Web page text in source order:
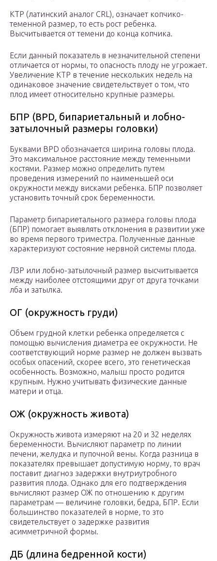
КТР (латинский аналог CRL), означает копчико-
теменной размер, то есть рост ребенка.
Высчитывается от темени до конца копчика.
Если данный показатель в незначительной степени
отличается от нормы, то опасность плоду не угрожает.
Увеличение КТР в течение нескольких недель на
одинаковое значение свидетельствует о том, что
плод имеет относительно крупные размеры.
БПР (BPD, бипариетальный и лобно-
затылочный размеры головки)
Буквами BPD обозначается ширина головы плода.
Это максимальное расстояние между теменными
костями. Размер можно определить путем
проведения измерений по наименьшей оси
окружности между висками ребенка. БПР позволяет
установить точный срок беременности.
Параметр бипариетального размера головы плода
(БПР) помогает выявлять отклонения в развитии уже
во время первого триместра. Полученные данные
характеризуют состояние нервной системы плода.
ЛЗР или лобно-затылочный размер высчитывается
между наиболее отстоящими друг от друга точками
лба и затылка.
ОГ (окружность груди)
Объем грудной клетки ребенка определяется с
помощью вычисления диаметра ее окружности. Не
соответствующий норме размер не должен вызвать
особых опасений, скорее всего, это генетическая
особенность. Возможно, малыш просто родится
крупным. Нужно учитывать физические данные
матери и отца.
ОЖ (окружность живота)
Окружность живота измеряют на 20 и 32 неделях
беременности. Вычисляют параметр по линии
печени, желудка и пупочной вены. Когда разница в
показателях превышает допустимую норму, то врач
поставит диагноз задержки внутриутробного
развития плода. Однако для его подтверждения
вычисляют размер ОЖ по отношению к другим
параметрам — величине головки, бедра, БПР. Если
большинство показателей в норме, то зто
свидетельствует о задержке развития
асимметричной формы.
ДБ (длина бедренной кости)